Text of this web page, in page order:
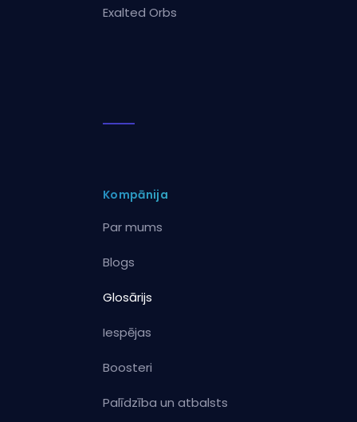
Exalted Orbs
Kompānija
Par mums
Blogs
Glosārijs
Iespējas
Boosteri
Palīdzība un atbalsts